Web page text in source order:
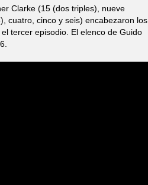
Clarke (15 (dos triples), nueve
cuatro, cinco y seis) encabezaron los
tercer episodio. El elenco de Guido